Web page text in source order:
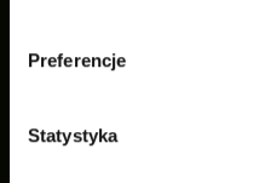
Preferencje
Statystyka